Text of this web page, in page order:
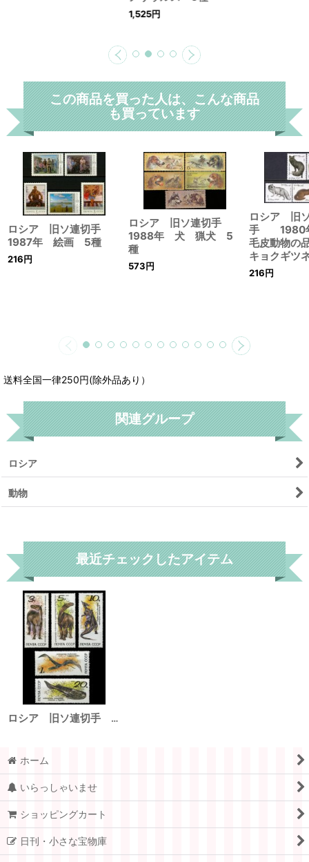
国の恐竜 ヤンチュア
ノサウルス 6種
この商品を買った人は、こんな商品
ロシア 旧ソ連切手
1987年 絵画 5種
ロシア 旧ソ連切手
1988年 犬 猟犬 5
種
ロシア 旧
手 1980
毛皮動物の
キョクギ
ロシア
動物
リセット
ホーム
いらっしゃいませ
ショッピングカート
日刊・小さな宝物庫